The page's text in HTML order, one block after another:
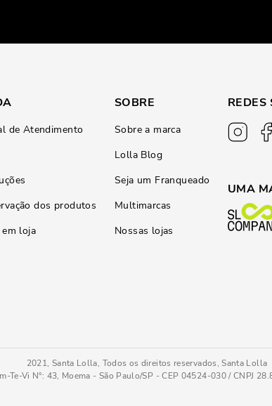
de Atendimento
dos produtos
em loja
SOBRE
Sobre a marca
Lolla Blog
Seja um Franqueado
Multimarcas
Nossas lojas
REDES
UMA
2021, Santa Lolla, Todos os direitos reservados, Santa Lolla
Te-Vi N°: 43, Moema - São Paulo/SP - CEP 04524-030 / CNPJ